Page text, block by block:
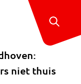
niet thuis